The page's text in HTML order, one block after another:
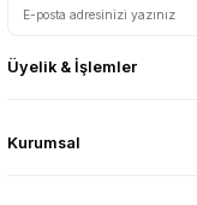
Üyelik & İşlemler
Kurumsal